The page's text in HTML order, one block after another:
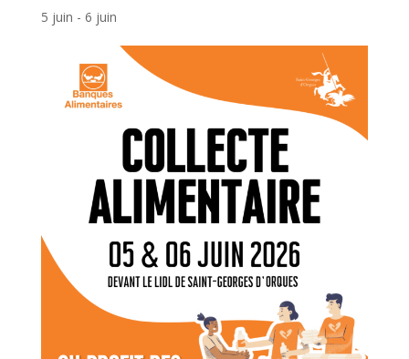
5 juin - 6 juin